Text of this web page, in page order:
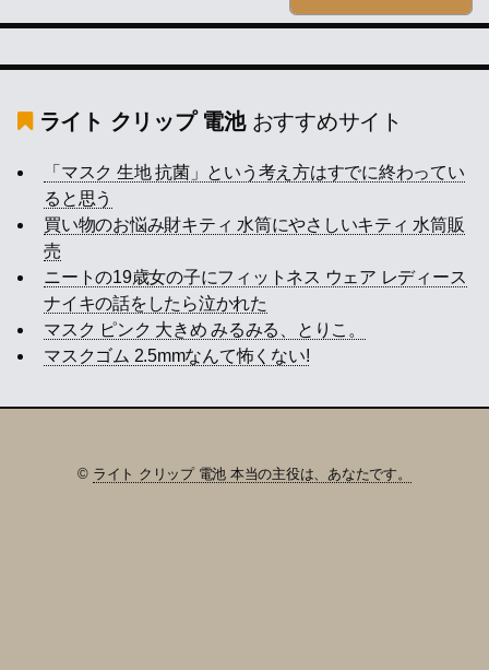
ライト クリップ 電池おすすめサイト
「マスク 生地 抗菌」という考え方はすでに終わってい
ると思う
買い物のお悩み財キティ 水筒にやさしいキティ 水筒販
売
ニートの19歳女の子にフィットネス ウェア レディース
ナイキの話をしたら泣かれた
マスク ピンク 大きめ みるみる、とりこ。
マスクゴム 2.5mmなんて怖くない!
© ライト クリップ 電池 本当の主役は、あなたです。